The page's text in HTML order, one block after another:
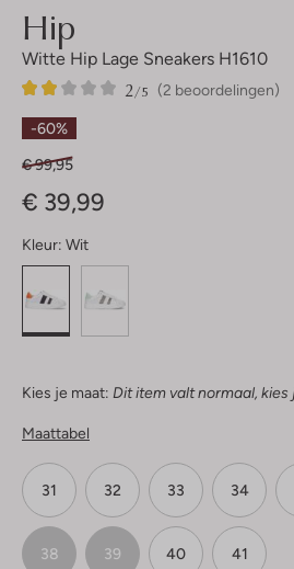
Hip
Witte Hip Lage Sneakers H1610
(2 beoordelingen)
2/5
2
2
Sterren
-60%
€ 99,95
€ 39,99
Kleur: Wit
Kies je maat: Dit item valt normaal,
Maattabel
31 32 33 34
38 39 40 41